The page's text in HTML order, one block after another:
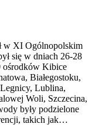
w XI Ogólnopolskim
się w dniach 26-28
ośrodków Kibice
Białegostoku,
Lublina,
Woli, Szczecina,
były podzielone
takich jak…